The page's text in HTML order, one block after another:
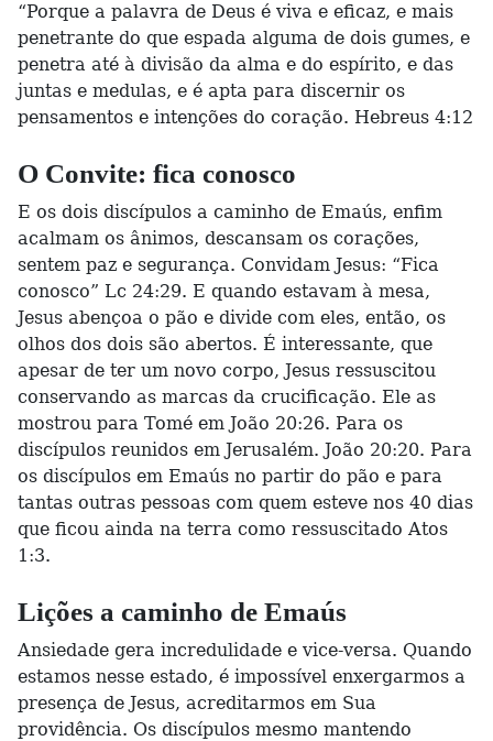
“Porque a palavra de Deus é viva e eficaz, e mais
penetrante do que espada alguma de dois gumes, e
penetra até à divisão da alma e do espírito, e das
juntas e medulas, e é apta para discernir os
pensamentos e intenções do coração. Hebreus 4:12
O Convite: fica conosco
E os dois discípulos a caminho de Emaús, enfim
acalmam os ânimos, descansam os corações,
sentem paz e segurança. Convidam Jesus: “Fica
conosco” Lc 24:29. E quando estavam à mesa,
Jesus abençoa o pão e divide com eles, então, os
olhos dos dois são abertos. É interessante, que
apesar de ter um novo corpo, Jesus ressuscitou
conservando as marcas da crucificação. Ele as
mostrou para Tomé em João 20:26. Para os
discípulos reunidos em Jerusalém. João 20:20. Para
os discípulos em Emaús no partir do pão e para
tantas outras pessoas com quem esteve nos 40 dias
que ficou ainda na terra como ressuscitado Atos
1:3.
Lições a caminho de Emaús
Ansiedade gera incredulidade e vice-versa. Quando
estamos nesse estado, é impossível enxergarmos a
presença de Jesus, acreditarmos em Sua
providência. Os discípulos mesmo mantendo